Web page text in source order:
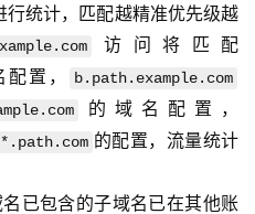
统计，匹配越精准优先级越
访问将匹配
置， b.path.example.com
的域名配置，
*.path.com 的配置，流量统计